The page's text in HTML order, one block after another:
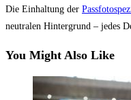
Die Einhaltung der
neutralen Hintergrund – jedes
You Might Also Like